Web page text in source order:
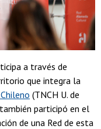
a través de
que integra la
(TNCH U. de
participó en el
de una Red de esta